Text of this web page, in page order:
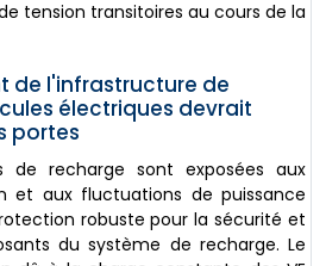
tension transitoires au cours de la
de l'infrastructure de
électriques devrait
portes
de recharge sont exposées aux
et aux fluctuations de puissance
robuste pour la sécurité et
du système de recharge. Le